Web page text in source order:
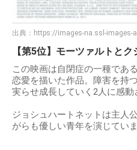
出典： https://images-na.ssl-images-
【第5位】モーツァルトとク
この映画は自閉症の一種であ
恋愛を描いた作品。障害を持
実らせ成長していく2人に感動
ジョシュハートネットは主人
がらも優しい青年を演じていま